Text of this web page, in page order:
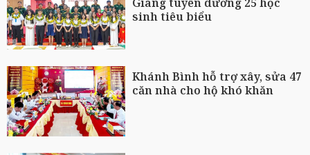
sinh tiêu biểu
Khánh Bình hỗ trợ xây, sửa 47
căn nhà cho hộ khó khăn